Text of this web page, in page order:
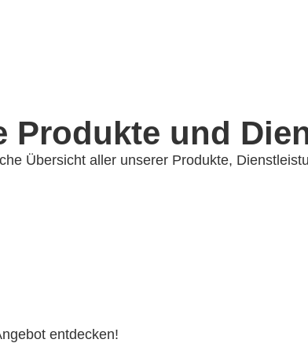
Produkte und
Übersicht aller unserer Produkte,
entdecken!